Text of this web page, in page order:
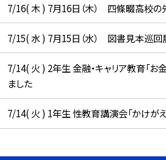
7/16( 木 ) 7月16日（木） 四條畷高校の
7/15( 水 ) 7月15日（水） 図書見本巡回
7/14( 火 ) 2年生 金融・キャリア教育「お
ました
7/14( 火 ) 1年生 性教育講演会「かけが